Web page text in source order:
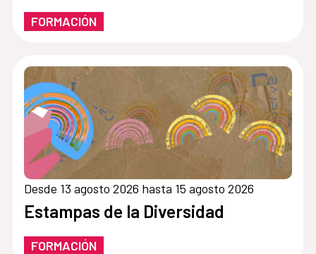
FORMACIÓN
Desde 13 agosto 2026 hasta 15 agosto 2026
Estampas de la Diversidad
FORMACIÓN